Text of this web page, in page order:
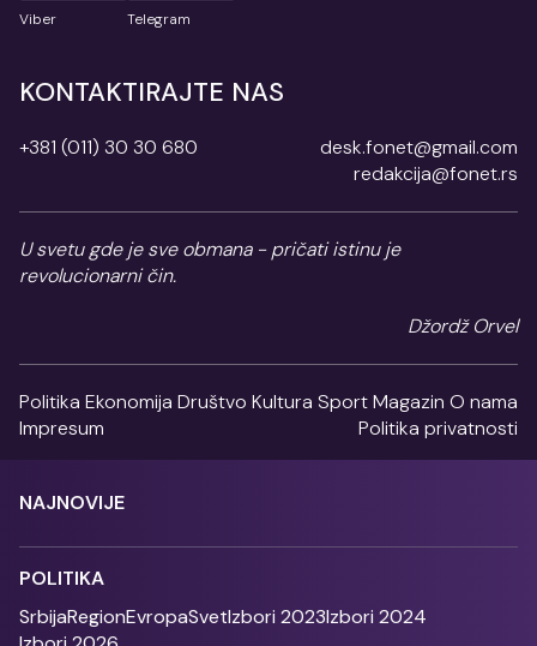
Viber Telegram
KONTAKTIRAJTE NAS
+381 (011) 30 30 680
desk.fonet@gmail.com
redakcija@fonet.rs
U svetu gde je sve obmana - pričati istinu je
revolucionarni čin.
Džordž Orvel
Politika Ekonomija Društvo Kultura SportMagazin O nama
Impresum
Politika privatnosti
NAJNOVIJE
POLITIKA
SrbijaRegionEvropaSvetIzbori 2023Izbori 2024